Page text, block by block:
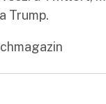
Trump.